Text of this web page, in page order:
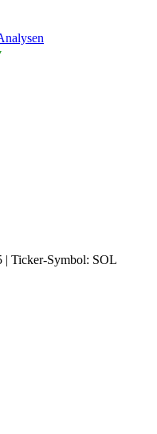
| Ticker-Symbol: SOL